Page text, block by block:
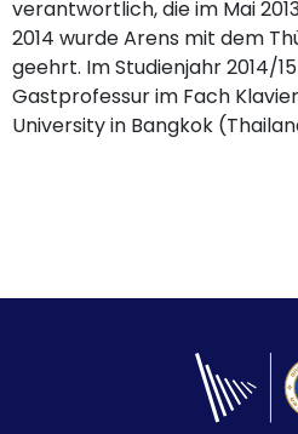
verantwortlich, die im Mai
2014 wurde Arens mit dem
geehrt. Im Studienjahr 2014/
Gastprofessur im Fach
University in Bangkok